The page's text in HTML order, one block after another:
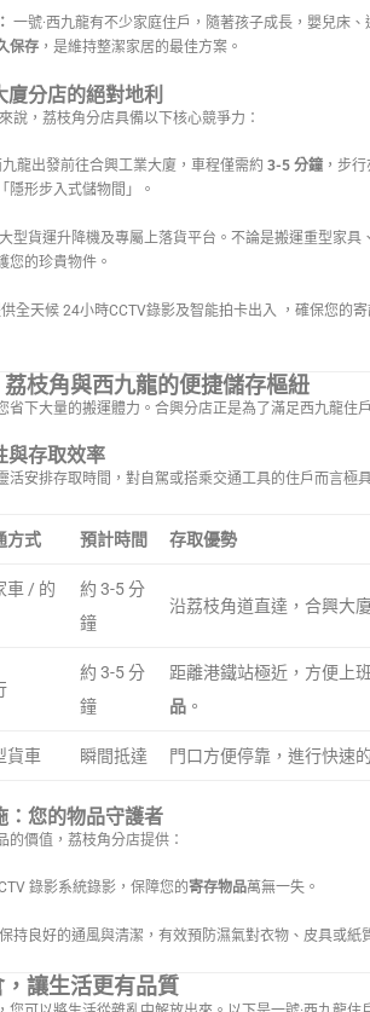
一號·西九龍有不少家庭住戶，隨著孩子成長，嬰兒床
保存 ，是維持整潔家居的最佳方案。
廈分店的絕對地利
說，荔枝角分店具備以下核心競爭力：
九龍出發前往合興工業大廈，車程僅需約 3-5 分鐘 ，步
隱形步入式儲物間」。
型貨運升降機及專屬上落貨平台。不論是搬運重型家具
您的珍貴物件。
全天候 24小時CCTV錄影及智能拍卡出入 ，確保您的
枝角與西九龍的便捷儲存樞紐
省下大量的搬運體力。合興分店正是為了滿足西九龍住
與存取效率
活安排存取時間，對自駕或搭乘交通工具的住戶而言極
方式 預計時間 存取優勢
車 / 的
約 3-5 分
鐘
沿荔枝角道直達，合興大
約 3-5 分
鐘
距離港鐵站極近，方便上
品 。
貨車 瞬間抵達 門口方便停靠，進行快速
：您的物品守護者
的價值，荔枝角分店提供：
錄影系統錄影，保障您的寄存物品萬無一失。
持良好的通風與清潔，有效預防濕氣對衣物、皮具或紙
讓生活更有品質